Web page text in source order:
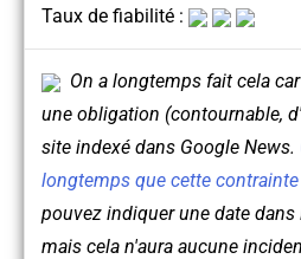
Taux de fiabilité :
On a longtemps fait cela
une obligation (contournable,
site indexé dans Google News.
longtemps que cette
pouvez indiquer une date dans
mais cela n'aura aucune